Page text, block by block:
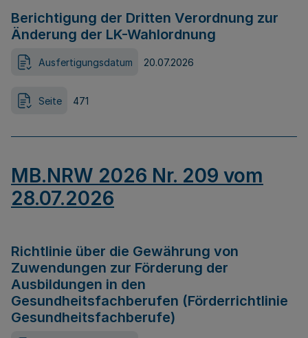
Berichtigung der Dritten Verordnung zur
Änderung der LK-Wahlordnung
Ausfertigungsdatum 20.07.2026
Seite 471
MB.NRW 2026 Nr. 209 vom
28.07.2026
Richtlinie über die Gewährung von
Zuwendungen zur Förderung der
Ausbildungen in den
Gesundheitsfachberufen (Förderrichtlinie
Gesundheitsfachberufe)